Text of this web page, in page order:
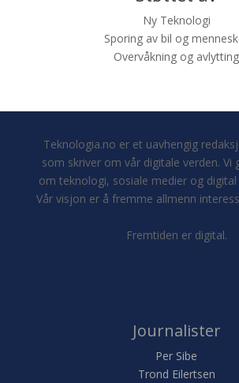
Ny Teknologi
Sporing av bil og
Overvåkning og avlytting
Teknologia.no er et uavhengig
som skriver om vår digitale verden. Vi
om teknologi, sosiale medier og digital
Vår visjon er å fremme allmenn
Fremtiden er digital.
Journalister
Per Sibe
Trond Eilertsen